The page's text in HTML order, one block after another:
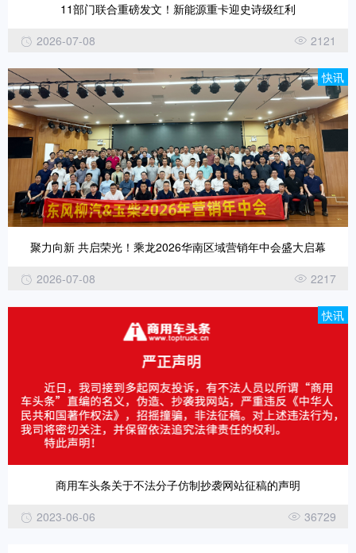
11部门联合重磅发文！新能源重卡迎史诗级红利
2026-07-08
2121
快讯
聚力向新 共启荣光！乘龙2026华南区域营销年中会盛大启幕
2026-07-08
2217
快讯
商用车头条关于不法分子仿制抄袭网站征稿的声明
2023-06-06
36729